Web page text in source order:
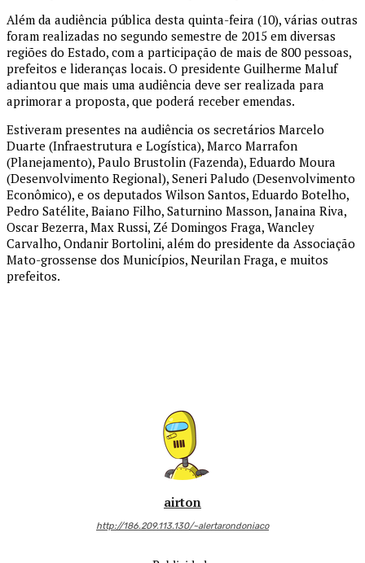
Além da audiência pública desta quinta-feira (10), várias outras
foram realizadas no segundo semestre de 2015 em diversas
regiões do Estado, com a participação de mais de 800 pessoas,
prefeitos e lideranças locais. O presidente Guilherme Maluf
adiantou que mais uma audiência deve ser realizada para
aprimorar a proposta, que poderá receber emendas.
Estiveram presentes na audiência os secretários Marcelo
Duarte (Infraestrutura e Logística), Marco Marrafon
(Planejamento), Paulo Brustolin (Fazenda), Eduardo Moura
(Desenvolvimento Regional), Seneri Paludo (Desenvolvimento
Econômico), e os deputados Wilson Santos, Eduardo Botelho,
Pedro Satélite, Baiano Filho, Saturnino Masson, Janaina Riva,
Oscar Bezerra, Max Russi, Zé Domingos Fraga, Wancley
Carvalho, Ondanir Bortolini, além do presidente da Associação
Mato-grossense dos Municípios, Neurilan Fraga, e muitos
prefeitos.
airton
http://186.209.113.130/~alertarondoniaco